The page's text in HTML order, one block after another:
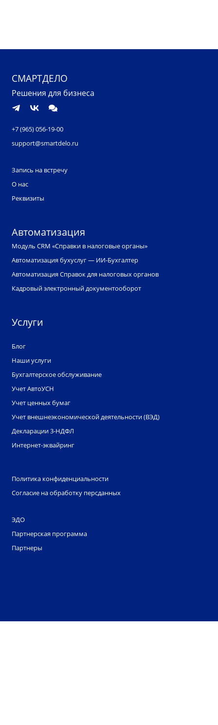
СМАРТДЕЛО
Решения для бизнеса
+7 (965) 056-19-00
support@smartdelo.ru
Запись на встречу
О нас
Реквизиты
Автоматизация
Модуль CRM «Справки в налоговые органы»
Автоматизация бухуслуг — ИИ-Бухгалтер
Автоматизация Справок для налоговых органов
Кадровый электронный документооборот
Услуги
Блог
Наши услуги
Бухгалтерское обслуживание
Учет АвтоУСН
Учет ценных бумаг
Учет внешнеэкономической деятельности (ВЭД)
Декларации 3-НДФЛ
Интернет-эквайринг
Политика конфиденциальности
Согласие на обработку персданных
ЭДО
Партнерская программа
Партнеры